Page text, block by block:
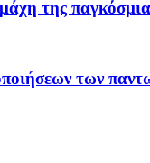
της
των